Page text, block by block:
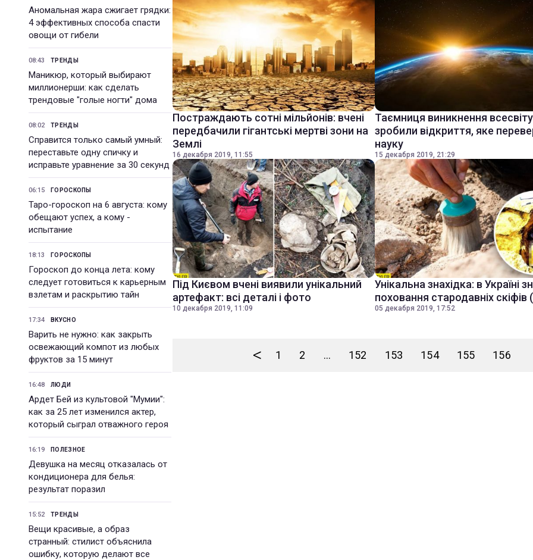
Аномальная жара сжигает грядки:
4 эффективных способа спасти
овощи от гибели
08:43 ТРЕНДЫ
Маникюр, который выбирают
миллионерши: как сделать
трендовые "голые ногти" дома
08:02 ТРЕНДЫ
Справится только самый умный:
переставьте одну спичку и
исправьте уравнение за 30 секунд
06:15 ГОРОСКОПЫ
Таро-гороскоп на 6 августа: кому
обещают успех, а кому -
испытание
18:13 ГОРОСКОПЫ
Гороскоп до конца лета: кому
следует готовиться к карьерным
взлетам и раскрытию тайн
17:34 ВКУСНО
Варить не нужно: как закрыть
освежающий компот из любых
фруктов за 15 минут
16:48 ЛЮДИ
Ардет Бей из культовой "Мумии":
как за 25 лет изменился актер,
который сыграл отважного героя
16:19 ПОЛЕЗНОЕ
Девушка на месяц отказалась от
кондиционера для белья:
результат поразил
15:52 ТРЕНДЫ
Вещи красивые, а образ
странный: стилист объяснила
ошибку, которую делают все
Постраждають сотні мільйонів: вчені
передбачили гігантські мертві зони на
Землі
16 декабря 2019, 11:55
Таємниця виникнення
зробили відкриття, яке
науку
15 декабря 2019, 21:29
Під Києвом вчені виявили унікальний
артефакт: всі деталі і фото
10 декабря 2019, 11:09
Унікальна знахідка: в Україні
поховання стародавніх
05 декабря 2019, 17:52
< 1 2 ... 152 153 154 155 156